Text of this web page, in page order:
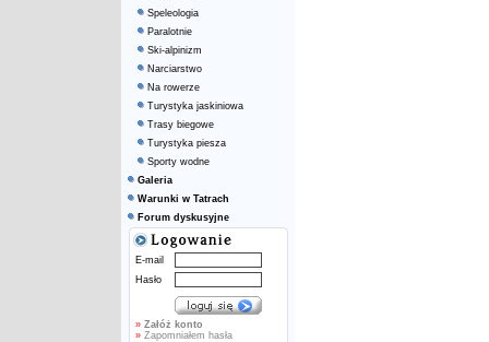
Speleologia
Paralotnie
Ski-alpinizm
Narciarstwo
Na rowerze
Turystyka jaskiniowa
Trasy biegowe
Turystyka piesza
Sporty wodne
Galeria
Warunki w Tatrach
Forum dyskusyjne
E-mail
Hasło
» Załóż konto
»Zapomniałem hasła